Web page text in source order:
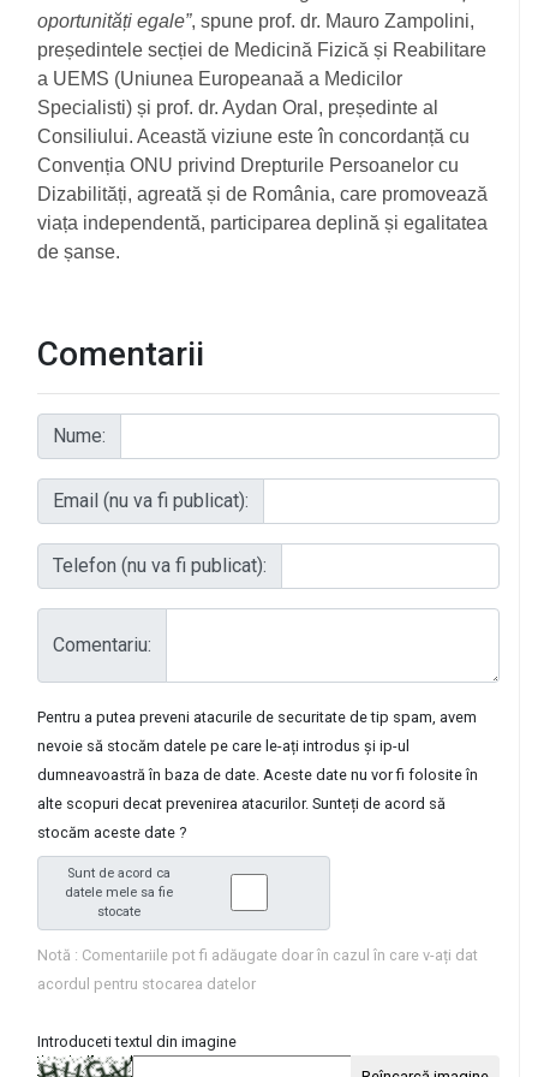
oportunități egale”, spune prof. dr. Mauro Zampolini,
președintele secției de Medicină Fizică și Reabilitare
a UEMS (Uniunea Europeanaă a Medicilor
Specialisti) și prof. dr. Aydan Oral, președinte al
Consiliului. Această viziune este în concordanță cu
Convenția ONU privind Drepturile Persoanelor cu
Dizabilități, agreată și de România, care promovează
viața independentă, participarea deplină și egalitatea
de șanse.
Comentarii
Nume:
Email (nu va fi publicat):
Telefon (nu va fi publicat):
Comentariu:
Pentru a putea preveni atacurile de securitate de tip spam, avem
nevoie să stocăm datele pe care le-ați introdus și ip-ul
dumneavoastră în baza de date. Aceste date nu vor fi folosite în
alte scopuri decat prevenirea atacurilor. Sunteți de acord să
stocăm aceste date ?
Sunt de acord ca
datele mele sa fie
stocate
Notă : Comentariile pot fi adăugate doar în cazul în care v-ați dat
acordul pentru stocarea datelor
Introduceti textul din imagine